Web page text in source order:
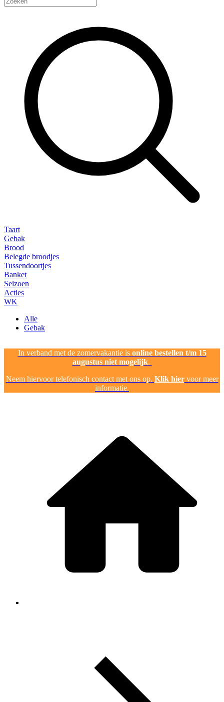
Taart
Gebak
Brood
Belegde broodjes
Tussendoortjes
Banket
Seizoen
Acties
WK
Alle
Gebak
In verband met de zomervakantie is online bestellen t/m 15
augustus niet mogelijk.
Neem hiervoor telefonisch contact met ons op. Klik hiervoor meer
informatie.